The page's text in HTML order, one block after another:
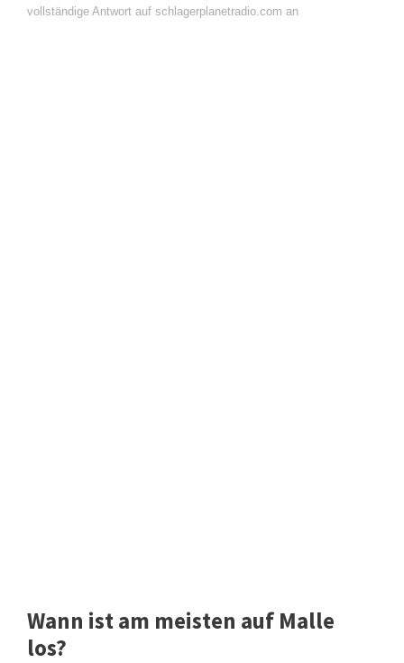
vollständige Antwort auf schlagerplanetradio.com an
Wann ist am meisten auf Malle
los?